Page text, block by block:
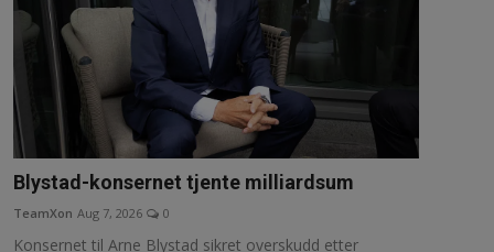
Blystad-konsernet tjente milliardsum
TeamXon Aug 7, 2026 0
Konsernet til Arne Blystad sikret overskudd etter